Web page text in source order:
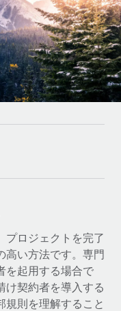
に統合する
ールをRemoteに接続
プロセスを効率化す
専門サポート
ンでチームを拡大する
ットフォームへ統合
討する
ング
プロジェクトを完了
高い方法です。専門
を起用する場合で
け契約者を導入する
規則を理解すること